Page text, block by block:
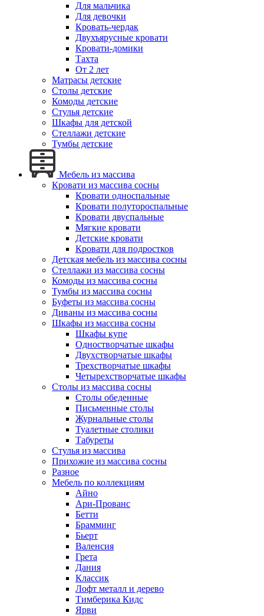
Для мальчика
Для девочки
Кровать-чердак
Двухъярусные кровати
Кровати-домики
Тахта
От 2 лет
Матрасы детские
Столы детские
Комоды детские
Стулья детские
Шкафы для детской
Стеллажи детские
Тумбы детские
Мебель из массива
Кровати из массива сосны
Кровати односпальные
Кровати полутороспальные
Кровати двуспальные
Мягкие кровати
Детские кровати
Кровати для подростков
Детская мебель из массива сосны
Стеллажи из массива сосны
Комоды из массива сосны
Тумбы из массива сосны
Буфеты из массива сосны
Диваны из массива сосны
Шкафы из массива сосны
Шкафы купе
Одностворчатые шкафы
Двухстворчатые шкафы
Трехстворчатые шкафы
Четырехстворчатые шкафы
Столы из массива сосны
Столы обеденные
Письменные столы
Журнальные столы
Туалетные столики
Табуреты
Стулья из массива
Прихожие из массива сосны
Разное
Мебель по коллекциям
Айно
Ари-Прованс
Бетти
Брамминг
Бьерт
Валенсия
Грета
Дания
Классик
Лофт металл и дерево
Тимберика Кидс
Ярви